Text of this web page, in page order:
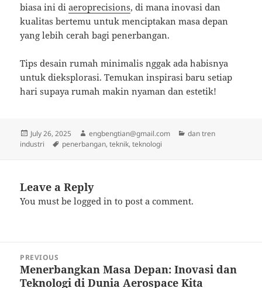
biasa ini diaeroprecisions, di mana inovasi dan
kualitas bertemu untuk menciptakan masa depan
yang lebih cerah bagi penerbangan.
Tips desain rumah minimalis nggak ada habisnya
untuk dieksplorasi. Temukan inspirasi baru setiap
hari supaya rumah makin nyaman dan estetik!
Posted
on
July 26, 2025 Author
engbengtian@gmail.com Categories
dan tren
industri
Tags
penerbangan,teknik,teknologi
Leave a Reply
You must belogged in to post a comment.
navigation
PREVIOUS
Previous
post:
Menerbangkan Masa Depan: Inovasi dan
Teknologi di Dunia Aerospace Kita